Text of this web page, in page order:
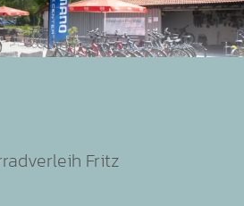
Fritz